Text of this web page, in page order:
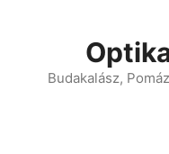
Budakalász,